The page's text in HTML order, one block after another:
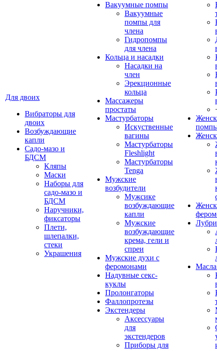
Для двоих
Вибраторы для
двоих
Возбуждающие
капли
Садо-мазо и
БДСМ
Кляпы
Маски
Наборы для
садо-мазо и
БДСМ
Наручники,
фиксаторы
Плети,
шлепалки,
стеки
Украшения
Вакуумные помпы
Вакуумные
помпы для
члена
Гидропомпы
для члена
Кольца и насадки
Насадки на
член
Эрекционные
кольца
Массажеры
простаты
Мастурбаторы
Искуственные
вагины
Мастурбаторы
Fleshlight
Мастурбаторы
Tenga
Мужские
возбудители
Мужсике
возбуждающие
капли
Мужские
возбуждающие
крема, гели и
спреи
Мужские духи с
феромонами
Надувные секс-
куклы
Пролонгаторы
Фаллопротезы
Экстендеры
Аксессуары
для
экстендеров
Приборы для